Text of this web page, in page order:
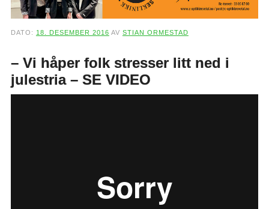
DATO: 18. DESEMBER 2016 AV STIAN ORMESTAD
– Vi håper folk stresser litt ned i
julestria – SE VIDEO